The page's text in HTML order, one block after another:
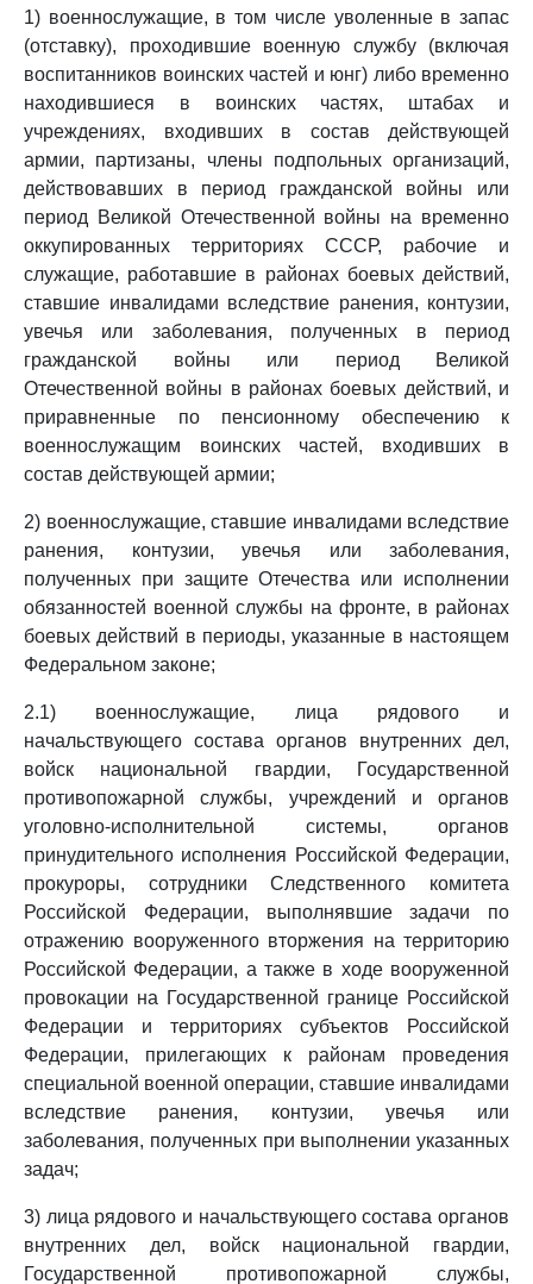
1) военнослужащие, в том числе уволенные в запас
(отставку), проходившие военную службу (включая
воспитанников воинских частей и юнг) либо временно
находившиеся в воинских частях, штабах и
учреждениях, входивших в состав действующей
армии, партизаны, члены подпольных организаций,
действовавших в период гражданской войны или
период Великой Отечественной войны на временно
оккупированных территориях СССР, рабочие и
служащие, работавшие в районах боевых действий,
ставшие инвалидами вследствие ранения, контузии,
увечья или заболевания, полученных в период
гражданской войны или период Великой
Отечественной войны в районах боевых действий, и
приравненные по пенсионному обеспечению к
военнослужащим воинских частей, входивших в
состав действующей армии;
2) военнослужащие, ставшие инвалидами вследствие
ранения, контузии, увечья или заболевания,
полученных при защите Отечества или исполнении
обязанностей военной службы на фронте, в районах
боевых действий в периоды, указанные в настоящем
Федеральном законе;
2.1) военнослужащие, лица рядового и
начальствующего состава органов внутренних дел,
войск национальной гвардии, Государственной
противопожарной службы, учреждений и органов
уголовно-исполнительной системы, органов
принудительного исполнения Российской Федерации,
прокуроры, сотрудники Следственного комитета
Российской Федерации, выполнявшие задачи по
отражению вооруженного вторжения на территорию
Российской Федерации, а также в ходе вооруженной
провокации на Государственной границе Российской
Федерации и территориях субъектов Российской
Федерации, прилегающих к районам проведения
специальной военной операции, ставшие инвалидами
вследствие ранения, контузии, увечья или
заболевания, полученных при выполнении указанных
задач;
3) лица рядового и начальствующего состава органов
внутренних дел, войск национальной гвардии,
Государственной противопожарной службы,